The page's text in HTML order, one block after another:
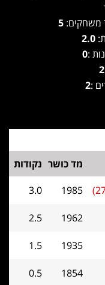
משחקים:
2.0
:
0
2
:
2
מד כושר נקודות
1985
3.0
1962
2.5
1935
1.5
1854
0.5